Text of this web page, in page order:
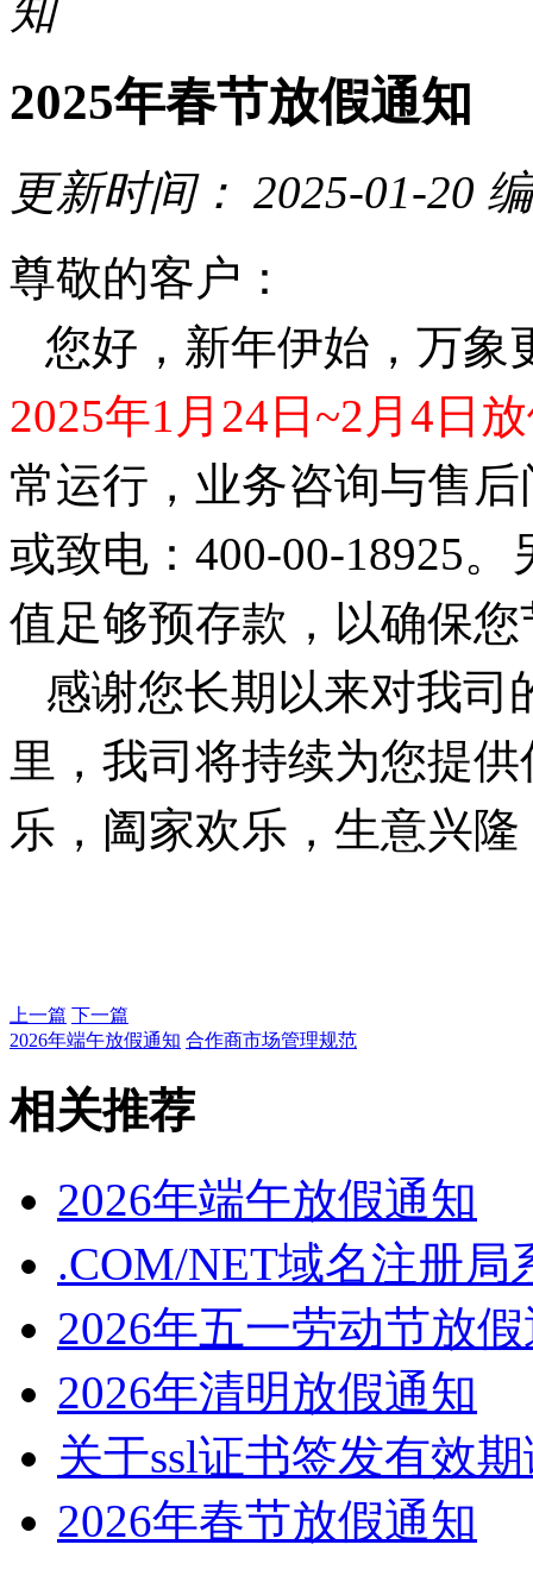
知
2025年春节放假通知
更新时间： 2025-01-20
尊敬的客户：
您好，新年伊始，万象
2025年1月24日~2月4日
常运行，业务咨询与售
或致电：400-00-18925
值足够预存款，以确保
感谢您长期以来对我司
里，我司将持续为您提
乐，阖家欢乐，生意兴
上一篇 下一篇
2026年端午放假通知 合作商市场管理规范
相关推荐
2026年端午放假通知
.COM/NET域名注册局
2026年五一劳动节放
2026年清明放假通知
关于ssl证书签发有效
2026年春节放假通知